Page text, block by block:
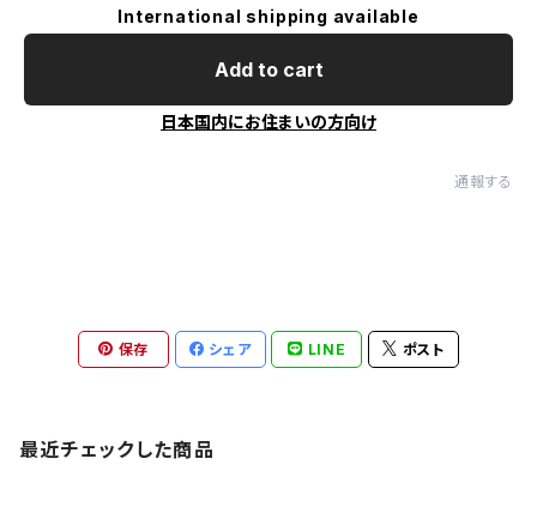
International shipping available
Add to cart
日本国内にお住まいの方向け
通報する
保存 シェア LINE ポスト
最近チェックした商品